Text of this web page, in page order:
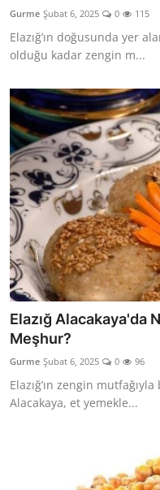
Gurme Şubat 6, 2025 0 115
Elazığ’ın doğusunda yer
olduğu kadar zengin m...
Elazığ Alacakaya'da
Meşhur?
Gurme Şubat 6, 2025 0 96
Elazığ’ın zengin
Alacakaya, et yemekle...